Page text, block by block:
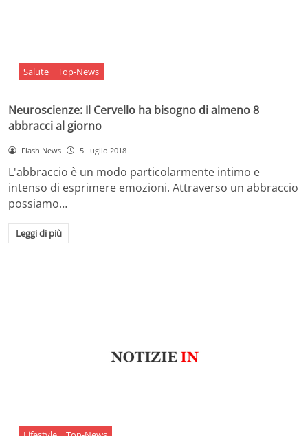
Salute Top-News
Neuroscienze: Il Cervello ha bisogno di almeno 8
abbracci al giorno
Flash News 5 Luglio 2018
L'abbraccio è un modo particolarmente intimo e
intenso di esprimere emozioni. Attraverso un abbraccio
possiamo…
Leggi di più